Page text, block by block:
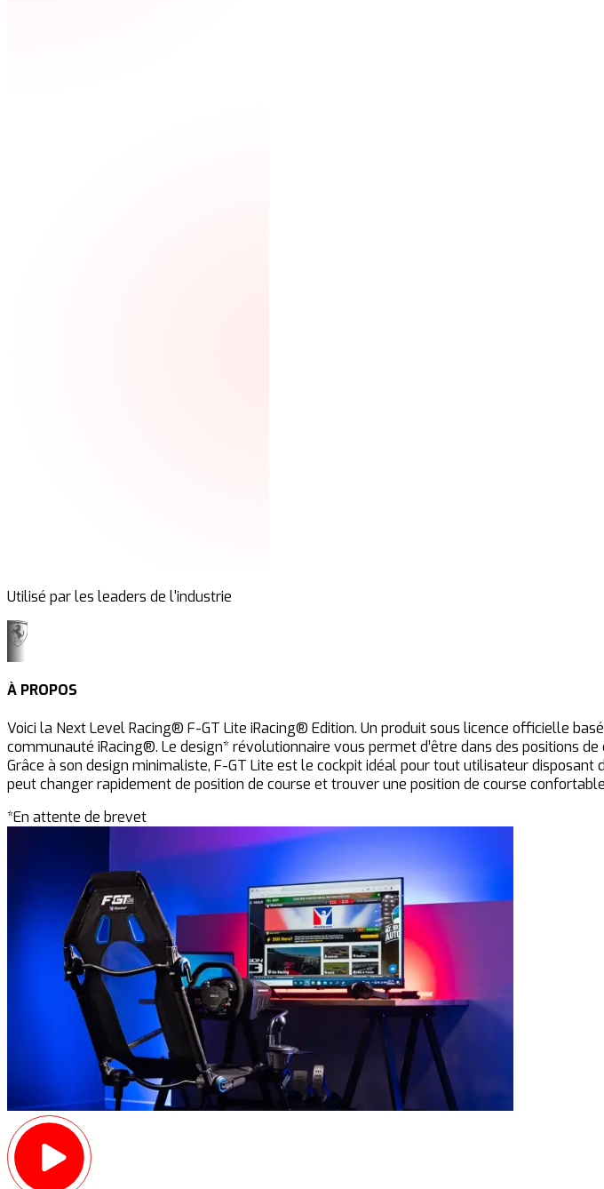
Utilisé par les leaders de l'industrie
À PROPOS
Voici la Next Level Racing® F-GT Lite iRacing® Edition. Un produit sous licence officielle
communauté iRacing®. Le design* révolutionnaire vous permet d’être dans des positions
Grâce à son design minimaliste, F-GT Lite est le cockpit idéal pour tout utilisateur
peut changer rapidement de position de course et trouver une position de course
*En attente de brevet